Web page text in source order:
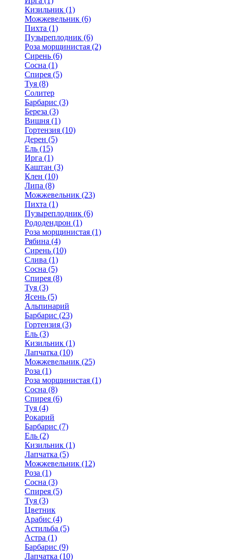
Кизильник (1)
Можжевельник (6)
Пихта (1)
Пузыреплодник (6)
Роза морщинистая (2)
Сирень (6)
Сосна (1)
Спирея (5)
Туя (8)
Солитер
Барбарис (3)
Береза (3)
Вишня (1)
Гортензия (10)
Дерен (5)
Ель (15)
Ирга (1)
Каштан (3)
Клен (10)
Липа (8)
Можжевельник (23)
Пихта (1)
Пузыреплодник (6)
Рододендрон (1)
Роза морщинистая (1)
Рябина (4)
Сирень (10)
Слива (1)
Сосна (5)
Спирея (8)
Туя (3)
Ясень (5)
Альпинарий
Барбарис (23)
Гортензия (3)
Ель (3)
Кизильник (1)
Лапчатка (10)
Можжевельник (25)
Роза (1)
Роза морщинистая (1)
Сосна (8)
Спирея (6)
Туя (4)
Рокарий
Барбарис (7)
Ель (2)
Кизильник (1)
Лапчатка (5)
Можжевельник (12)
Роза (1)
Сосна (3)
Спирея (5)
Туя (3)
Цветник
Арабис (4)
Астильба (5)
Астра (1)
Барбарис (9)
Лапчатка (10)